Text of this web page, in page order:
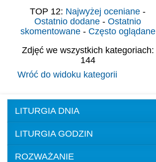
TOP 12: Najwyżej oceniane -
Ostatnio dodane - Ostatnio
skomentowane- Często oglądane
Zdjęć we wszystkich kategoriach:
144
Wróć do widoku kategorii
LITURGIA DNIA
LITURGIA GODZIN
ROZWAŻANIE